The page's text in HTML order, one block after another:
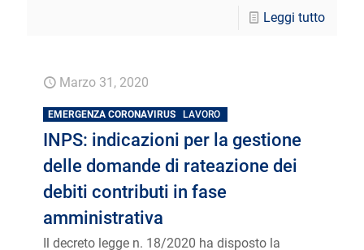
Leggi tutto
Marzo 31, 2020
EMERGENZA CORONAVIRUS LAVORO
INPS: indicazioni per la gestione
delle domande di rateazione dei
debiti contributi in fase
amministrativa
Il decreto legge n. 18/2020 ha disposto la